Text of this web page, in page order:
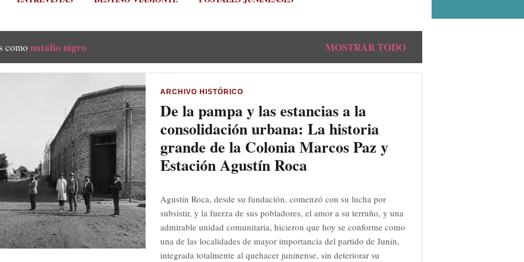
como natalio nigro MOSTRAR TODO
ARCHIVO HISTÓRICO
De la pampa y las estancias a la
consolidación urbana: La historia
grande de la Colonia Marcos Paz y
Estación Agustín Roca
Agustín Roca, desde su fundación, comenzó con su lucha por
subsistir, y la fuerza de sus pobladores, el amor a su terruño, y una
admirable unidad comunitaria, hicieron que hoy se conforme como
una de las localidades de mayor importancia del partido de Junín,
integrada totalmente al quehacer juninense, sin deteriorar su